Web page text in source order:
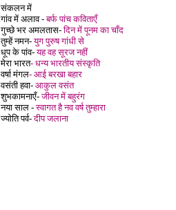
संकलन में
गांव में अलाव -बर्फ पांच कविताएँ
गुच्छे भर अमलतास-दिन में पूनम का चाँद
तुम्हें नमन-युग पुरुष गांधी से
धूप के पांव-यह वह सूरज नहीं
मेरा भारत- धन्य भारतीय संस्कृति
वर्षा मंगल- आई बरखा बहार
वसंती हवा- आकुल वसंत
शुभकामनाएँ-जीवन में बहुरंग
नया साल -स्वागत है नव वर्ष तुम्हारा
ज्योति पर्व-दीप जलाना